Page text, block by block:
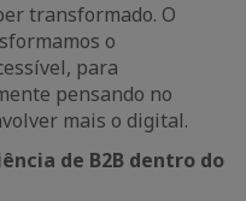
transformado. O
o
para
pensando no
mais o digital.
de B2B dentro do